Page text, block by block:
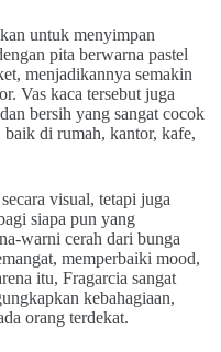
untuk menyimpan
pita berwarna pastel
menjadikannya semakin
Vas kaca tersebut juga
bersih yang sangat cocok
di rumah, kantor, kafe,
visual, tetapi juga
siapa pun yang
warni cerah dari bunga
memperbaiki mood,
itu, Fragarcia sangat
kebahagiaan,
orang terdekat.